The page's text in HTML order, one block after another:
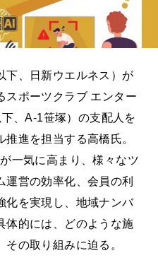
下、日新ウエルネス）が
スポーツクラブ エンター
、A-1笹塚）の支配人を
進を担当する高橋氏。
一気に高まり、様々なツ
運営の効率化、会員の利
化を実現し、地域ナンバ
体的には、どのような施
の取り組みに迫る。